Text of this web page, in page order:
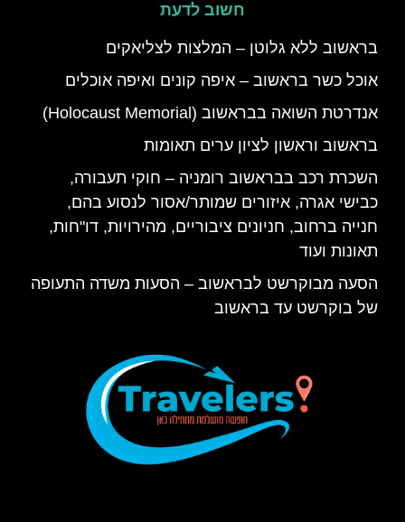
חשוב לדעת
בראשוב ללא גלוטן – המלצות לצליאקים
אוכל כשר בראשוב – איפה קונים ואיפה אוכלים
אנדרטת השואה בבראשוב (Holocaust Memorial)
בראשוב וראשון לציון ערים תאומות
השכרת רכב בבראשוב רומניה – חוקי תעבורה,
כבישי אגרה, איזורים שמותר/אסור לנסוע בהם,
חנייה ברחוב, חניונים ציבוריים, מהירויות, דו"חות,
תאונות ועוד
הסעה מבוקרשט לבראשוב – הסעות משדה התעופה
של בוקרשט עד בראשוב